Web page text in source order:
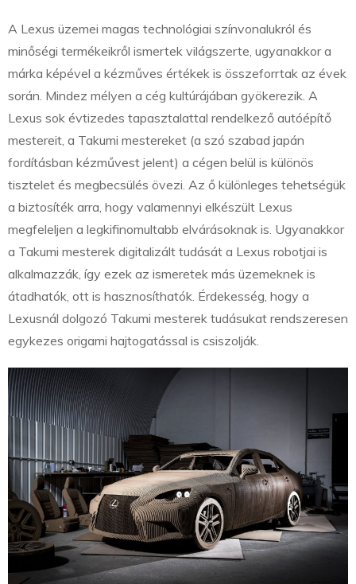
A Lexus üzemei magas technológiai színvonalukról és
minőségi termékeikről ismertek világszerte, ugyanakkor a
márka képével a kézműves értékek is összeforrtak az évek
során. Mindez mélyen a cég kultúrájában gyökerezik. A
Lexus sok évtizedes tapasztalattal rendelkező autóépítő
mestereit, a Takumi mestereket (a szó szabad japán
fordításban kézművest jelent) a cégen belül is különös
tisztelet és megbecsülés övezi. Az ő különleges tehetségük
a biztosíték arra, hogy valamennyi elkészült Lexus
megfeleljen a legkifinomultabb elvárásoknak is. Ugyanakkor
a Takumi mesterek digitalizált tudását a Lexus robotjai is
alkalmazzák, így ezek az ismeretek más üzemeknek is
átadhatók, ott is hasznosíthatók. Érdekesség, hogy a
Lexusnál dolgozó Takumi mesterek tudásukat rendszeresen
egykezes origami hajtogatással is csiszolják.